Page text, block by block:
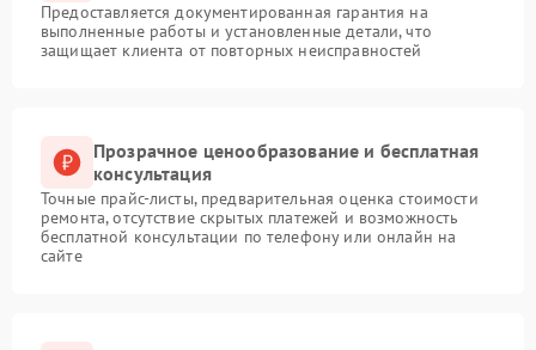
Предоставляется документированная гарантия на
выполненные работы и установленные детали, что
защищает клиента от повторных неисправностей
Прозрачное ценообразование и бесплатная
консультация
Точные прайс-листы, предварительная оценка стоимости
ремонта, отсутствие скрытых платежей и возможность
бесплатной консультации по телефону или онлайн на
сайте